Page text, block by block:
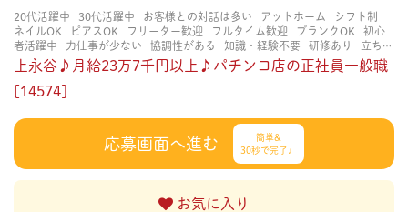
20代活躍中 30代活躍中 お客様との対話は多い アットホーム
シフト制
ネイルOK
ピアスOK フリーター歓迎 フルタイム歓迎 ブランクOK
初心
者活躍中
力仕事が少ない 協調性がある 知識・経験不要 研修あり
立ち仕
事
経験者・有資格者歓迎 茶髪OK 賑やかな職場 長く働ける 長期歓迎
上永谷♪月給23万7千円以上♪パチンコ店の正社員一般職
[14574]
応募画面へ進む
簡単&
30秒で完了♩
お気に入り